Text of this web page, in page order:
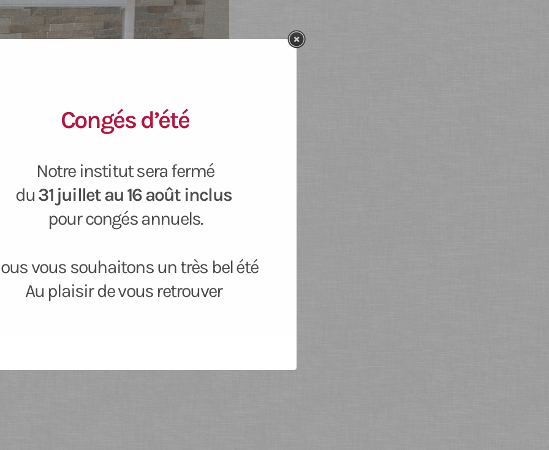
Congés d’été
Notre institut sera fermé
du31 juillet au 16 août inclus
pour congés annuels.
vous souhaitons un très bel été
Au plaisir de vous retrouver